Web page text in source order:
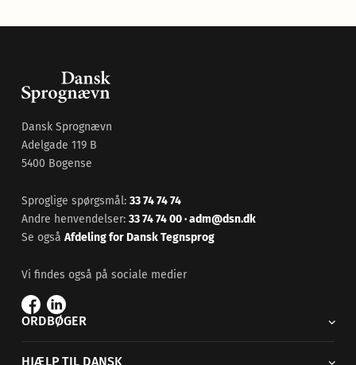
Dansk Sprognævn
Adelgade 119 B
5400 Bogense
Sproglige spørgsmål: 33 74 74 74
Andre henvendelser: 33 74 74 00·adm@dsn.dk
Se også Afdeling for Dansk Tegnsprog
Vi findes også på sociale medier
ORDBØGER
HJÆLP TIL DANSK